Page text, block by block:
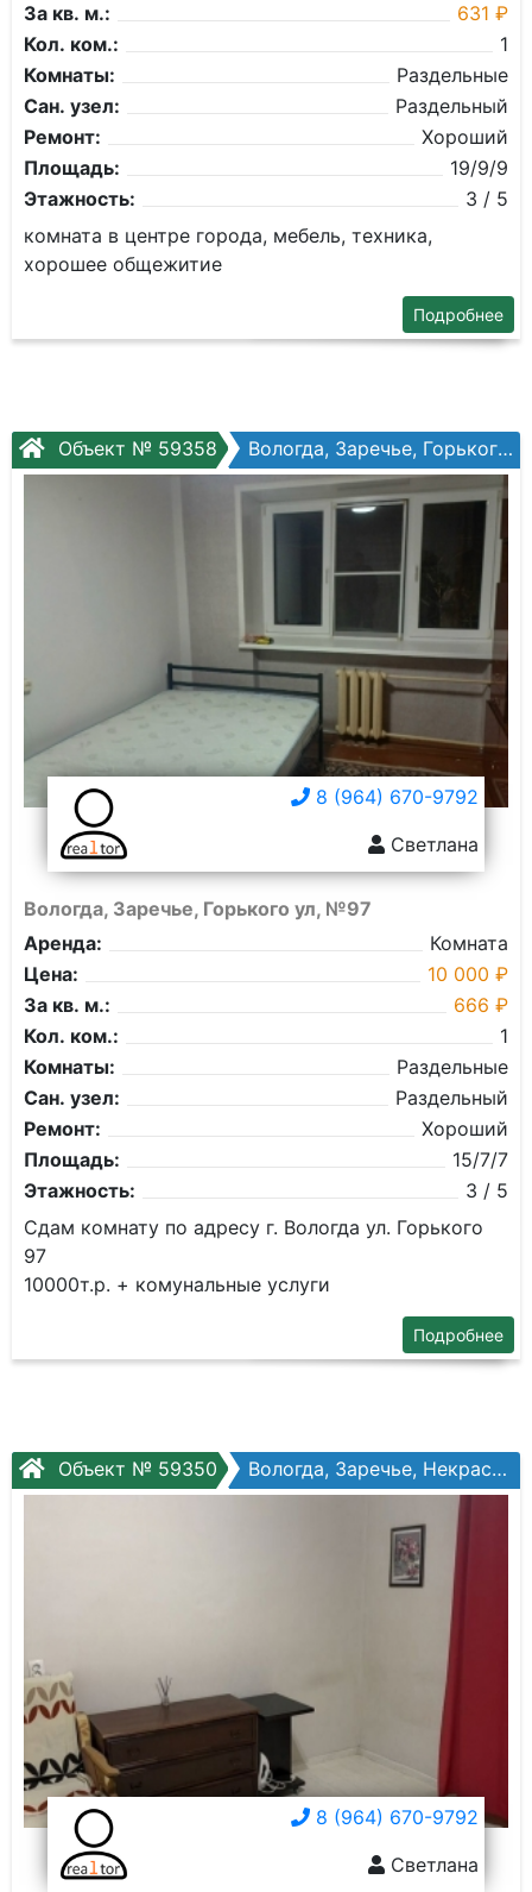
За кв. м.:
631 ₽
Кол. ком.:
1
Комнаты:
Раздельные
Сан. узел:
Раздельный
Ремонт:
Хороший
Площадь:
19/9/9
Этажность:
3 / 5
комната в центре города, мебель, техника,
хорошее общежитие
Подробнее
Объект № 59358 Вологда, Заречье, Горького ул, №97
8 (964) 670-9792
Светлана
Вологда, Заречье, Горького ул, №97
Аренда:
Комната
Цена:
10 000 ₽
За кв. м.:
666 ₽
Кол. ком.:
1
Комнаты:
Раздельные
Сан. узел:
Раздельный
Ремонт:
Хороший
Площадь:
15/7/7
Этажность:
3 / 5
Сдам комнату по адресу г. Вологда ул. Горького
97
10000т.р. + комунальные услуги
Подробнее
Объект № 59350 Вологда, Заречье, Некрасова ул, №54
8 (964) 670-9792
Светлана